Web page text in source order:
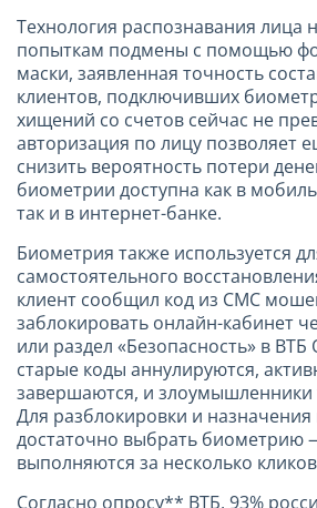
Технология распознавания лица
попыткам подмены с помощью
маски, заявленная точность
клиентов, подключивших
хищений со счетов сейчас не
авторизация по лицу позволяет
снизить вероятность потери
биометрии доступна как в
так и в интернет-банке.
Биометрия также используется
самостоятельного
клиент сообщил код из СМС
заблокировать онлайн-кабинет
или раздел «Безопасность» в ВТБ
старые коды аннулируются,
завершаются, и злоумышленники
Для разблокировки и назначения
достаточно выбрать биометрию
выполняются за несколько
Согласно опросу** ВТБ, 93%